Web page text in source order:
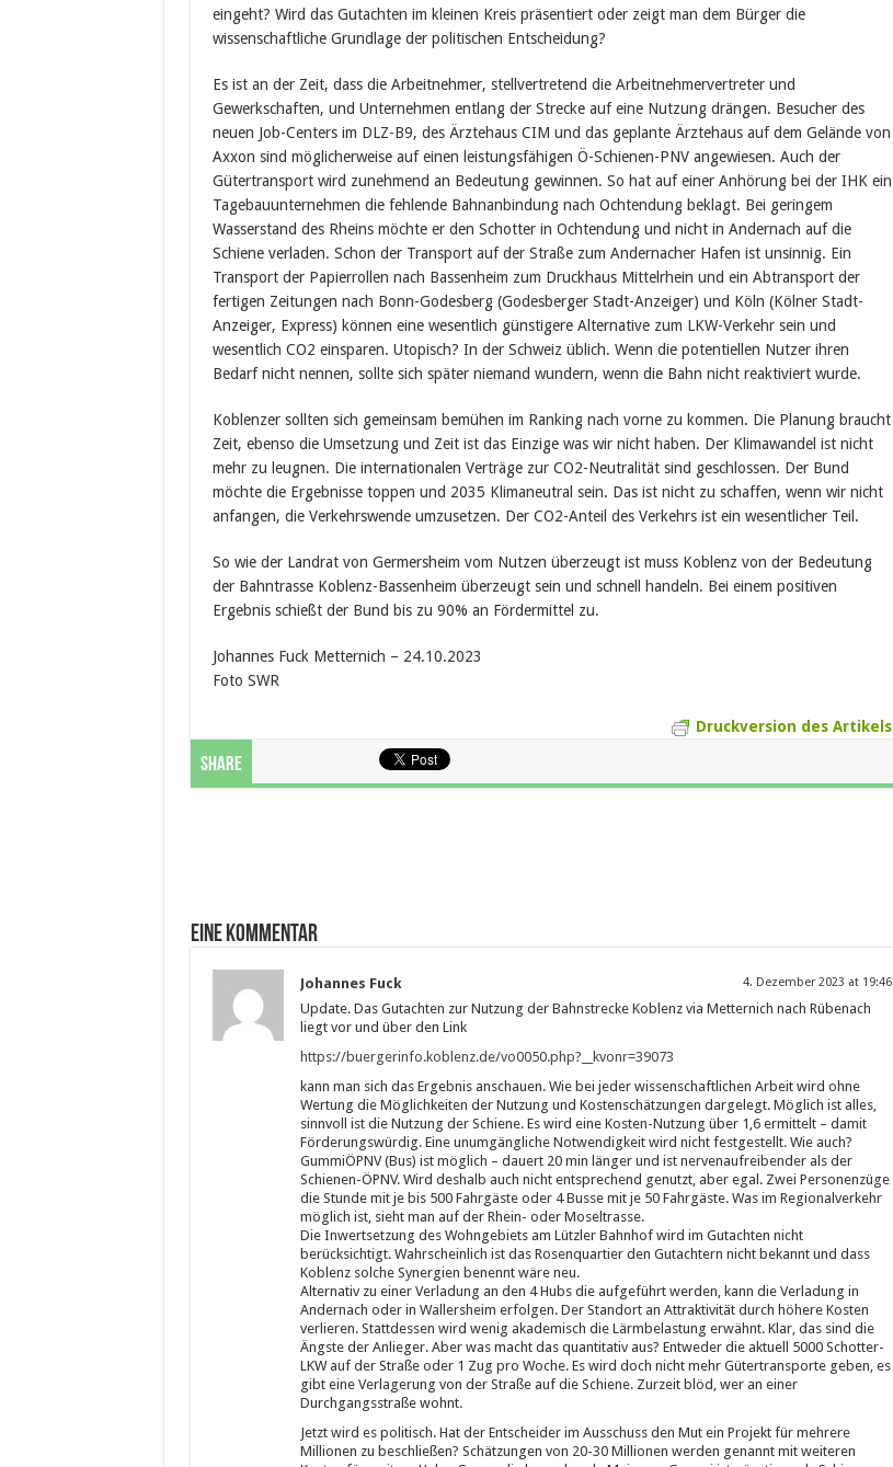
eingeht? Wird das Gutachten im kleinen Kreis präsentiert oder zeigt man dem Bürger die
wissenschaftliche Grundlage der politischen Entscheidung?
Es ist an der Zeit, dass die Arbeitnehmer, stellvertretend die Arbeitnehmervertreter und
Gewerkschaften, und Unternehmen entlang der Strecke auf eine Nutzung drängen. Besucher des
neuen Job-Centers im DLZ-B9, des Ärztehaus CIM und das geplante Ärztehaus auf dem Gelände von
Axxon sind möglicherweise auf einen leistungsfähigen Ö-Schienen-PNV angewiesen. Auch der
Gütertransport wird zunehmend an Bedeutung gewinnen. So hat auf einer Anhörung bei der IHK ein
Tagebauunternehmen die fehlende Bahnanbindung nach Ochtendung beklagt. Bei geringem
Wasserstand des Rheins möchte er den Schotter in Ochtendung und nicht in Andernach auf die
Schiene verladen. Schon der Transport auf der Straße zum Andernacher Hafen ist unsinnig. Ein
Transport der Papierrollen nach Bassenheim zum Druckhaus Mittelrhein und ein Abtransport der
fertigen Zeitungen nach Bonn-Godesberg (Godesberger Stadt-Anzeiger) und Köln (Kölner Stadt-
Anzeiger, Express) können eine wesentlich günstigere Alternative zum LKW-Verkehr sein und
wesentlich CO2 einsparen. Utopisch? In der Schweiz üblich. Wenn die potentiellen Nutzer ihren
Bedarf nicht nennen, sollte sich später niemand wundern, wenn die Bahn nicht reaktiviert wurde.
Koblenzer sollten sich gemeinsam bemühen im Ranking nach vorne zu kommen. Die Planung braucht
Zeit, ebenso die Umsetzung und Zeit ist das Einzige was wir nicht haben. Der Klimawandel ist nicht
mehr zu leugnen. Die internationalen Verträge zur CO2-Neutralität sind geschlossen. Der Bund
möchte die Ergebnisse toppen und 2035 Klimaneutral sein. Das ist nicht zu schaffen, wenn wir nicht
anfangen, die Verkehrswende umzusetzen. Der CO2-Anteil des Verkehrs ist ein wesentlicher Teil.
So wie der Landrat von Germersheim vom Nutzen überzeugt ist muss Koblenz von der Bedeutung
der Bahntrasse Koblenz-Bassenheim überzeugt sein und schnell handeln. Bei einem positiven
Ergebnis schießt der Bund bis zu 90% an Fördermittel zu.
Johannes Fuck Metternich – 24.10.2023
Foto SWR
Druckversion des Artikels
Share
Eine Kommentar
Johannes Fuck 4. Dezember 2023 at 19:46
Update. Das Gutachten zur Nutzung der Bahnstrecke Koblenz via Metternich nach Rübenach
liegt vor und über den Link
https://buergerinfo.koblenz.de/vo0050.php?__kvonr=39073
kann man sich das Ergebnis anschauen. Wie bei jeder wissenschaftlichen Arbeit wird ohne
Wertung die Möglichkeiten der Nutzung und Kostenschätzungen dargelegt. Möglich ist alles,
sinnvoll ist die Nutzung der Schiene. Es wird eine Kosten-Nutzung über 1,6 ermittelt – damit
Förderungswürdig. Eine unumgängliche Notwendigkeit wird nicht festgestellt. Wie auch?
GummiÖPNV (Bus) ist möglich – dauert 20 min länger und ist nervenaufreibender als der
Schienen-ÖPNV. Wird deshalb auch nicht entsprechend genutzt, aber egal. Zwei Personenzüge
die Stunde mit je bis 500 Fahrgäste oder 4 Busse mit je 50 Fahrgäste. Was im Regionalverkehr
möglich ist, sieht man auf der Rhein- oder Moseltrasse.
Die Inwertsetzung des Wohngebiets am Lützler Bahnhof wird im Gutachten nicht
berücksichtigt. Wahrscheinlich ist das Rosenquartier den Gutachtern nicht bekannt und dass
Koblenz solche Synergien benennt wäre neu.
Alternativ zu einer Verladung an den 4 Hubs die aufgeführt werden, kann die Verladung in
Andernach oder in Wallersheim erfolgen. Der Standort an Attraktivität durch höhere Kosten
verlieren. Stattdessen wird wenig akademisch die Lärmbelastung erwähnt. Klar, das sind die
Ängste der Anlieger. Aber was macht das quantitativ aus? Entweder die aktuell 5000 Schotter-
LKW auf der Straße oder 1 Zug pro Woche. Es wird doch nicht mehr Gütertransporte geben, es
gibt eine Verlagerung von der Straße auf die Schiene. Zurzeit blöd, wer an einer
Durchgangsstraße wohnt.
Jetzt wird es politisch. Hat der Entscheider im Ausschuss den Mut ein Projekt für mehrere
Millionen zu beschließen? Schätzungen von 20-30 Millionen werden genannt mit weiteren